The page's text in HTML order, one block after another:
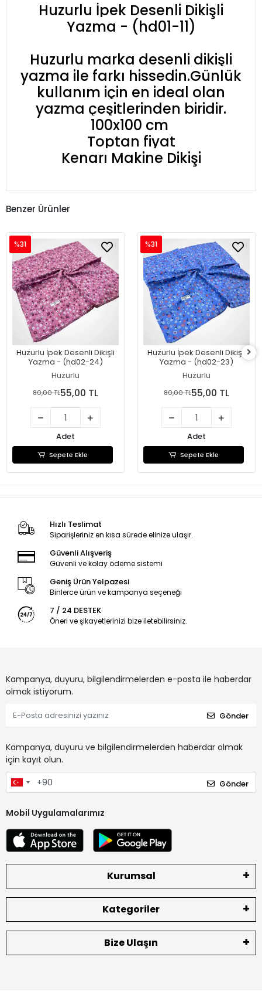
Huzurlu İpek Desenli Dikişli
Yazma - (hd01-11)
Huzurlu marka desenli dikişli
yazma ile farkı hissedin.Günlük
kullanım için en ideal olan
yazma çeşitlerinden biridir.
100x100 cm
Toptan fiyat
Kenarı Makine Dikişi
Benzer Ürünler
Huzurlu İpek Desenli Dikişli
Yazma - (hd02-24)
Huzurlu
%31
80,00 TL55,00 TL
Adet
Sepete Ekle
Huzurlu İpek Desenli Dikişli
Yazma - (hd02-23)
Huzurlu
%31
80,00 TL55,00 TL
Adet
Sepete Ekle
Hızlı Teslimat
Siparişleriniz en kısa sürede elinize ulaşır.
Güvenli Alışveriş
Güvenli ve kolay ödeme sistemi
Geniş Ürün Yelpazesi
Binlerce ürün ve kampanya seçeneği
7 / 24 DESTEK
Öneri ve şikayetlerinizi bize iletebilirsiniz.
Kampanya, duyuru, bilgilendirmelerden e-posta ile haberdar
olmak istiyorum.
Gönder
Kampanya, duyuru ve bilgilendirmelerden haberdar olmak
için kayıt olun.
Gönder
Mobil Uygulamalarımız
Kurumsal
Kategoriler
Bize Ulaşın